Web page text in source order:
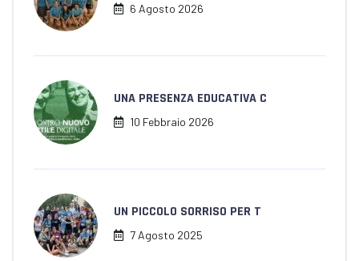
6 Agosto 2026
UNA PRESENZA EDUCATIVA C
10 Febbraio 2026
UN PICCOLO SORRISO PER T
7 Agosto 2025